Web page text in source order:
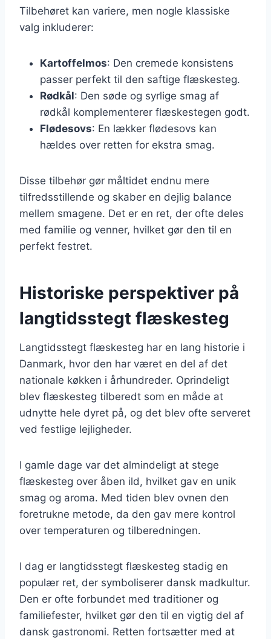
Tilbehøret kan variere, men nogle klassiske
valg inkluderer:
Kartoffelmos: Den cremede konsistens
passer perfekt til den saftige flæskesteg.
Rødkål: Den søde og syrlige smag af
rødkål komplementerer flæskestegen godt.
Flødesovs: En lækker flødesovs kan
hældes over retten for ekstra smag.
Disse tilbehør gør måltidet endnu mere
tilfredsstillende og skaber en dejlig balance
mellem smagene. Det er en ret, der ofte deles
med familie og venner, hvilket gør den til en
perfekt festret.
Historiske perspektiver på
langtidsstegt flæskesteg
Langtidsstegt flæskesteg har en lang historie i
Danmark, hvor den har været en del af det
nationale køkken i århundreder. Oprindeligt
blev flæskesteg tilberedt som en måde at
udnytte hele dyret på, og det blev ofte serveret
ved festlige lejligheder.
I gamle dage var det almindeligt at stege
flæskesteg over åben ild, hvilket gav en unik
smag og aroma. Med tiden blev ovnen den
foretrukne metode, da den gav mere kontrol
over temperaturen og tilberedningen.
I dag er langtidsstegt flæskesteg stadig en
populær ret, der symboliserer dansk madkultur.
Den er ofte forbundet med traditioner og
familiefester, hvilket gør den til en vigtig del af
dansk gastronomi. Retten fortsætter med at